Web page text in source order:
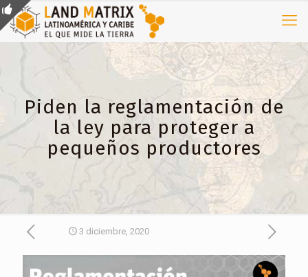
Piden la reglamentación de
la ley para proteger a
pequeños productores
3 diciembre, 2020